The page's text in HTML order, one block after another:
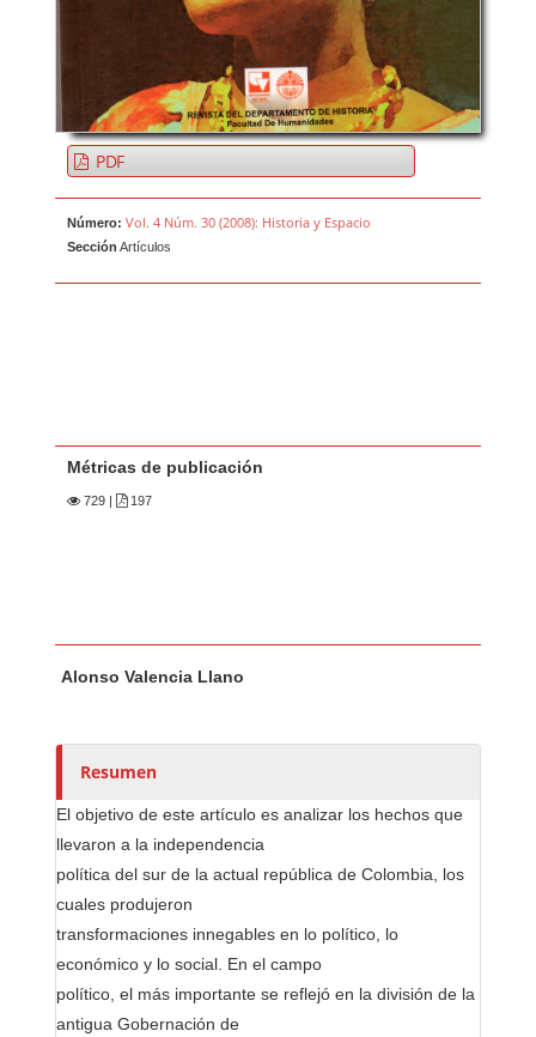
PDF
Número: Vol. 4 Núm. 30 (2008): Historia y Espacio
Sección Artículos
Métricas de publicación
729 | 197
u
o
e
s
/
a
s
Alonso Valencia Llano
Resumen
El objetivo de este artículo es analizar los hechos que
llevaron a la independencia
política del sur de la actual república de Colombia, los
cuales produjeron
transformaciones innegables en lo político, lo
económico y lo social. En el campo
político, el más importante se reflejó en la división de la
antigua Gobernación de